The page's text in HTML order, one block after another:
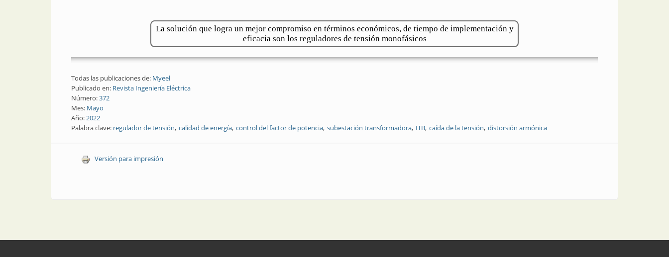
La solución que logra un mejor compromiso en términos económicos, de tiempo de implementación y
eficacia son los reguladores de tensión monofásicos
Todas las publicaciones de: Myeel
Publicado en: Revista Ingeniería Eléctrica
Número:372
Mes: Mayo
Año:2022
Palabra clave: regulador de tensión calidad de energía control del factor de potencia subestación transformadora ITB caída de la tensión distorsión armónica
Versión para impresión